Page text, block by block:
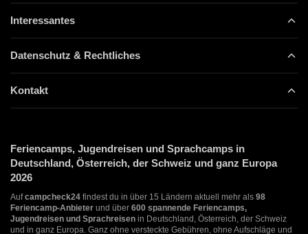
Interessantes
Datenschutz & Rechtliches
Kontakt
Feriencamps, Jugendreisen und Sprachcamps in
Deutschland, Österreich, der Schweiz und ganz Europa
2026
Aufcampcheck24 findest du in über 15 Ländern aktuell mehr als 98
Feriencamp-Anbieter und über 600 spannende Feriencamps,
Jugendreisen und Sprachreisen in Deutschland, Österreich, der Schweiz
und in ganz Europa. Ganz ohne versteckte Gebühren, ohne Aufschläge und